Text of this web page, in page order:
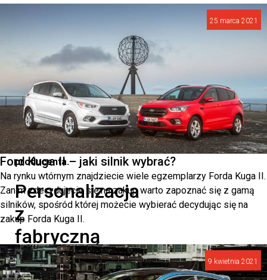
kompromisów
zakresie
jakości
czy
gwarancji
producenta.
Personalizacja
z
fabryczną
precyzją
25 marca 2021
Ford Kuga II – jaki silnik wybrać?
Na rynku wtórnym znajdziecie wiele egzemplarzy Forda Kuga II.
Zanim zdecydujecie się na zakup warto zapoznać się z gamą
silników, spośród której możecie wybierać decydując się na
zakup Forda Kuga II.
9 kwietnia 2021